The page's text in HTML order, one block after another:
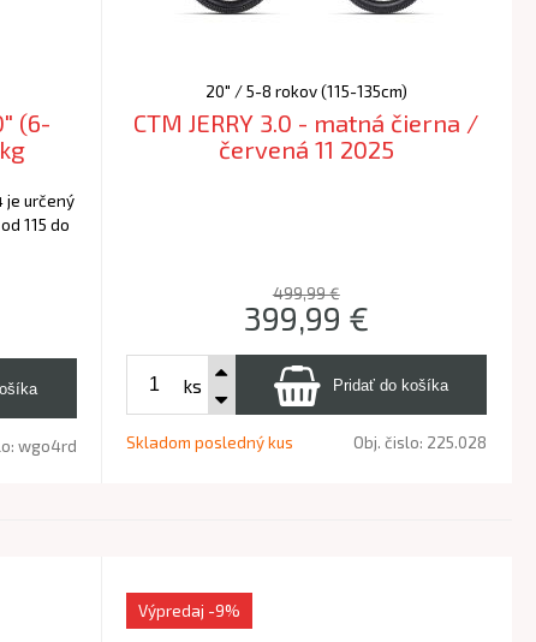
(6-
je určený
115 do
wgo4rd
20" / 5-8 rokov (115-135cm)
CTM JERRY 3.0 - matná čierna /
červená 11 2025
499,99 €
399,99 €
ks
Skladom posledný kus Obj. čislo: 225.028
Výpredaj -9%